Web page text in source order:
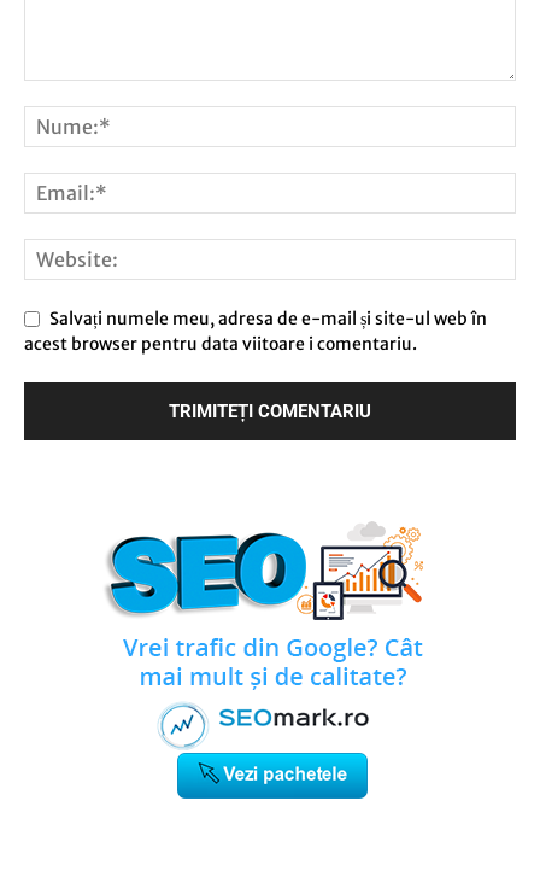
Salvați numele meu, adresa de e-mail și site-ul web în
acest browser pentru data viitoare i comentariu.